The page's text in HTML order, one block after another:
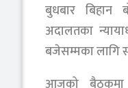
बुधबार बिहान
अदालतका
बजेसम्मका लागि